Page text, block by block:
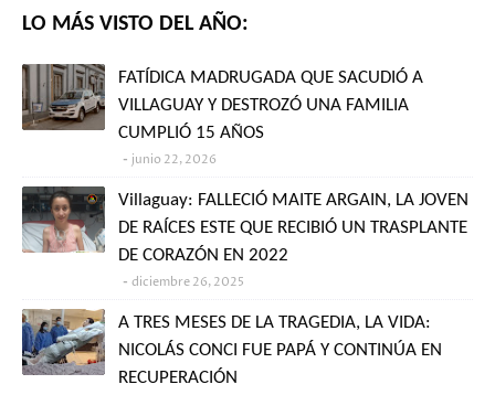
LO MÁS VISTO DEL AÑO:
FATÍDICA MADRUGADA QUE SACUDIÓ A
VILLAGUAY Y DESTROZÓ UNA FAMILIA
CUMPLIÓ 15 AÑOS
junio 22, 2026
Villaguay: FALLECIÓ MAITE ARGAIN, LA JOVEN
DE RAÍCES ESTE QUE RECIBIÓ UN TRASPLANTE
DE CORAZÓN EN 2022
diciembre 26, 2025
A TRES MESES DE LA TRAGEDIA, LA VIDA:
NICOLÁS CONCI FUE PAPÁ Y CONTINÚA EN
RECUPERACIÓN